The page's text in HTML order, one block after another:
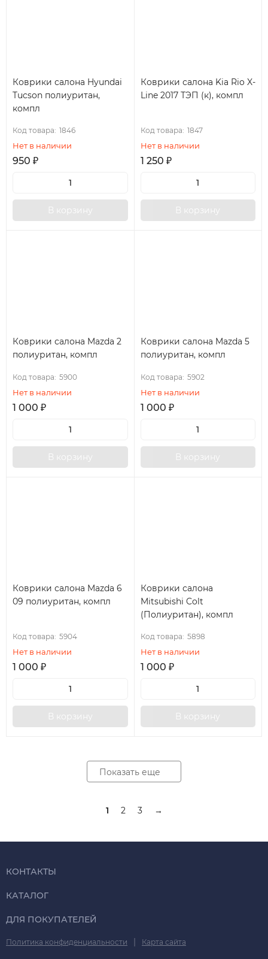
Коврики салона Hyundai
Tucson полиуритан,
компл
Код товара: 1846
Нет в наличии
950 ₽
В корзину
Коврики салона Kia Rio X-
Line 2017 ТЭП (к), компл
Код товара: 1847
Нет в наличии
1 250 ₽
В корзину
Коврики салона Mazda 2
полиуритан, компл
Код товара: 5900
Нет в наличии
1 000 ₽
В корзину
Коврики салона Mazda 5
полиуритан, компл
Код товара: 5902
Нет в наличии
1 000 ₽
В корзину
Коврики салона Mazda 6
09 полиуритан, компл
Код товара: 5904
Нет в наличии
1 000 ₽
В корзину
Коврики салона
Mitsubishi Colt
(Полиуритан), компл
Код товара: 5898
Нет в наличии
1 000 ₽
В корзину
Показать еще
1 2 3 →
КОНТАКТЫ
КАТАЛОГ
ДЛЯ ПОКУПАТЕЛЕЙ
Политика конфиденциальности | Карта сайта